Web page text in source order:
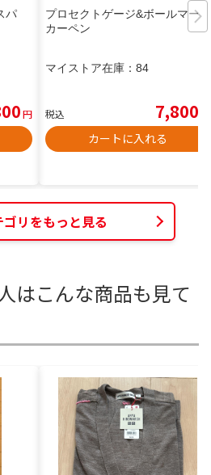
パ
円
プロセクトゲージ&ボールマー
カーペン
マイストア在庫： 84
税込 7,800
カートに入れる
ゴリをもっと見る
はこんな商品も見て